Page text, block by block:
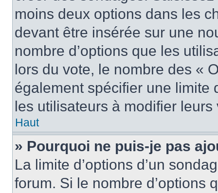
moins deux options dans les
devant être insérée sur une
nombre d’options que les
lors du vote, le nombre des «
également spécifier une limite
les utilisateurs à modifier leurs
Haut
» Pourquoi ne puis-je pas
La limite d’options d’un
forum. Si le nombre d’options